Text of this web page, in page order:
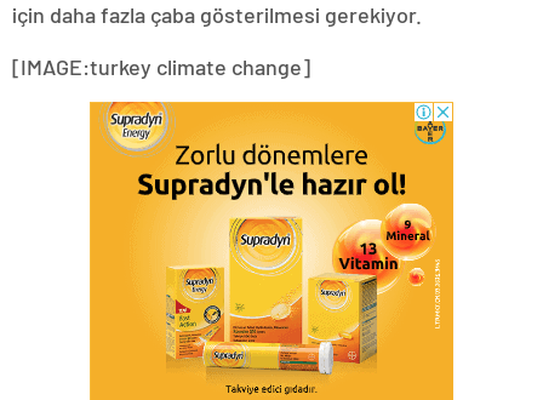
için daha fazla çaba gösterilmesi gerekiyor.
[IMAGE:turkey climate change]